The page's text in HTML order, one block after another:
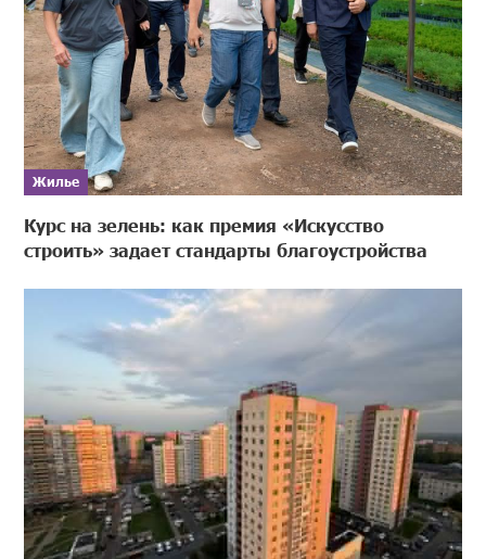
Жилье
Курс на зелень: как премия «Искусство
строить» задает стандарты благоустройства